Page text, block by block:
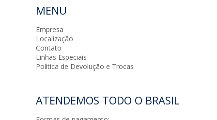
MENU
Empresa
Localização
Contato
Linhas Especiais
Politica de Devolução e Trocas
ATENDEMOS TODO O BRASIL